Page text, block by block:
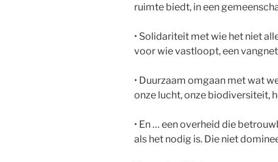
ruimte biedt, in een
• Solidariteit met wie het niet
voor wie vastloopt, een
• Duurzaam omgaan met wat
onze lucht, onze biodiversiteit,
• En … een overheid die
als het nodig is. Die niet